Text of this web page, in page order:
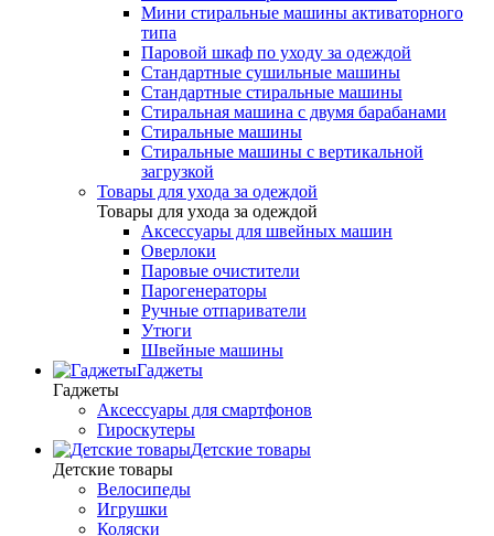
Мини стиральные машины активаторного
типа
Паровой шкаф по уходу за одеждой
Стандартные сушильные машины
Стандартные стиральные машины
Стиральная машина с двумя барабанами
Стиральные машины
Стиральные машины с вертикальной
загрузкой
Товары для ухода за одеждой
Товары для ухода за одеждой
Аксессуары для швейных машин
Оверлоки
Паровые очистители
Парогенераторы
Ручные отпариватели
Утюги
Швейные машины
Гаджеты
Гаджеты
Аксессуары для смартфонов
Гироскутеры
Детские товары
Детские товары
Велосипеды
Игрушки
Коляски